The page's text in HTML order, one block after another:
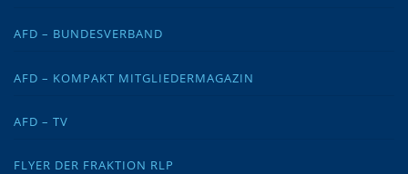
AFD – BUNDESVERBAND
AFD – KOMPAKT MITGLIEDERMAGAZIN
AFD – TV
FLYER DER FRAKTION RLP